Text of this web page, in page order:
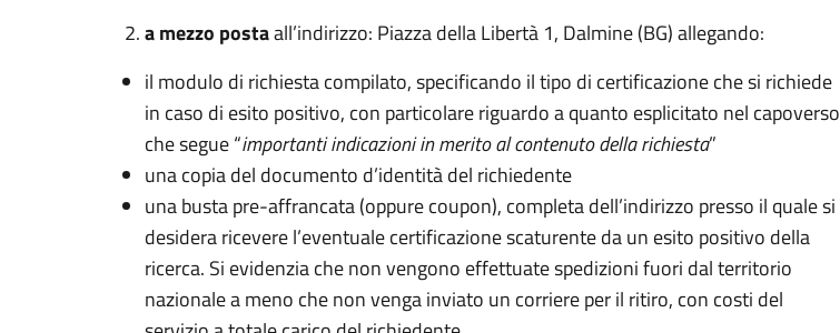
a mezzo postaall’indirizzo: Piazza della Libertà 1, Dalmine (BG) allegando:
il modulo di richiesta compilato, specificando il tipo di certificazione che si richiede
in caso di esito positivo, con particolare riguardo a quanto esplicitato nel capoverso
che segue “importanti indicazioni in merito al contenuto della richiesta”
una copia del documento d’identità del richiedente
una busta pre-affrancata (oppure coupon), completa dell’indirizzo presso il quale si
desidera ricevere l’eventuale certificazione scaturente da un esito positivo della
ricerca. Si evidenzia che non vengono effettuate spedizioni fuori dal territorio
nazionale a meno che non venga inviato un corriere per il ritiro, con costi del